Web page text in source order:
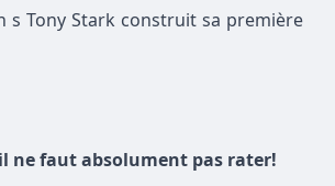
s Tony Stark construit sa première
ne faut absolument pas rater!